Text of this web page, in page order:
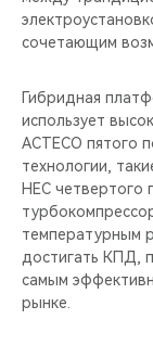
сочетающим
Гибридная
использует
ACTECO пятого
технологии,
HEC
температурным
достигать КПД,
самым
рынке.